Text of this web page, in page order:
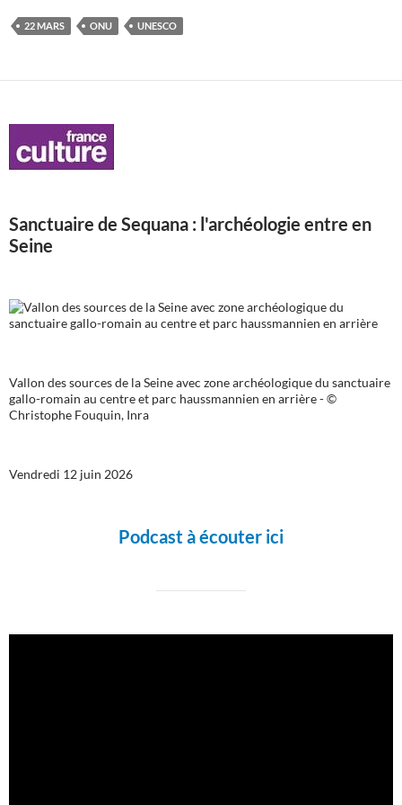
22 MARS ONU UNESCO
Sanctuaire de Sequana : l'archéologie entre en
Seine
Vallon des sources de la Seine avec zone archéologique du sanctuaire
gallo-romain au centre et parc haussmannien en arrière - ©
Christophe Fouquin, Inra
Vendredi 12 juin 2026
Podcast à écouter ici